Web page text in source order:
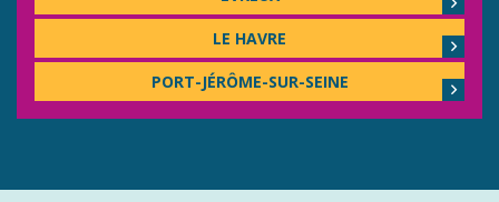
LE HAVRE
PORT-JÉRÔME-SUR-SEINE